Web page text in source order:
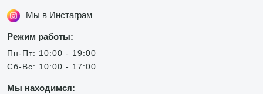
Мы в Инстаграм
Режим работы:
Пн-Пт: 10:00 - 19:00
Сб-Вс: 10:00 - 17:00
Мы находимся: